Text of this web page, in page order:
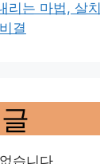
리는 마법, 살
결
습니다.